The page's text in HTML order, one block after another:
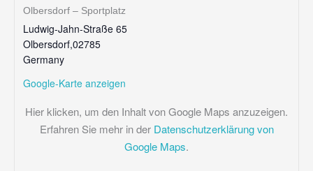
Olbersdorf – Sportplatz
Ludwig-Jahn-Straße 65
Olbersdorf,02785
Germany
Google-Karte anzeigen
„IFRAME
VON
GOOGLE
MAPS,
DER
Hier klicken, um den Inhalt von Google Maps anzuzeigen.
Erfahren Sie mehr in der Datenschutzerklärung von
Google Maps.